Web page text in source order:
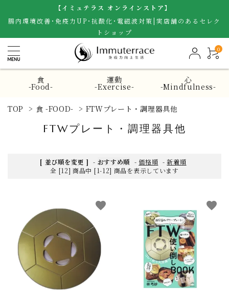
【イミュテラス オンラインストア】
腸内環境改善･免疫力UP･抗酸化･電磁波対策|実店舗のあるセレク
トショップ
0
食
-Food-
運動
-Exercise-
心
-Mindfulness-
TOP > 食 -FOOD- > FTWプレート・調理器具他
FTWプレート・調理器具他
[ 並び順を変更 ] - おすすめ順 -価格順 -新着順
全 [12] 商品中 [1-12] 商品を表示しています
favorite favorite